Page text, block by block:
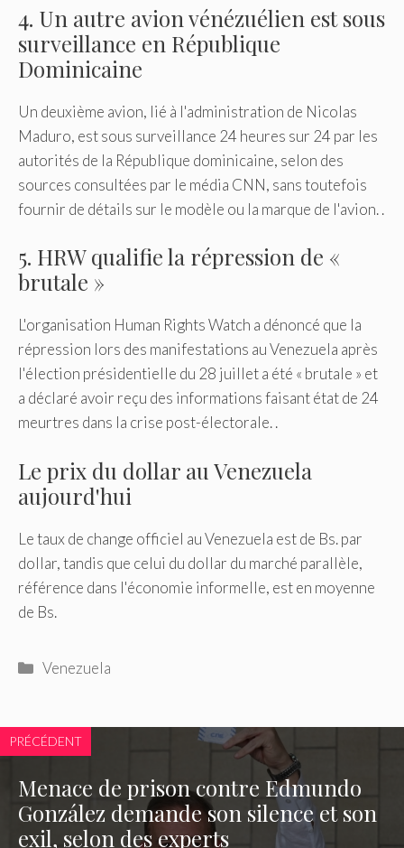
4. Un autre avion vénézuélien est sous
surveillance en République
Dominicaine
Un deuxième avion, lié à l'administration de Nicolas
Maduro, est sous surveillance 24 heures sur 24 par les
autorités de la République dominicaine, selon des
sources consultées par le média CNN, sans toutefois
fournir de détails sur le modèle ou la marque de l'avion. .
5. HRW qualifie la répression de «
brutale »
L'organisation Human Rights Watch a dénoncé que la
répression lors des manifestations au Venezuela après
l'élection présidentielle du 28 juillet a été « brutale » et
a déclaré avoir reçu des informations faisant état de 24
meurtres dans la crise post-électorale. .
Le prix du dollar au Venezuela
aujourd'hui
Le taux de change officiel au Venezuela est de Bs. par
dollar, tandis que celui du dollar du marché parallèle,
référence dans l'économie informelle, est en moyenne
de Bs.
Catégories
Venezuela
PRÉCÉDENT
Menace de prison contre Edmundo
González demande son silence et son
exil, selon des experts